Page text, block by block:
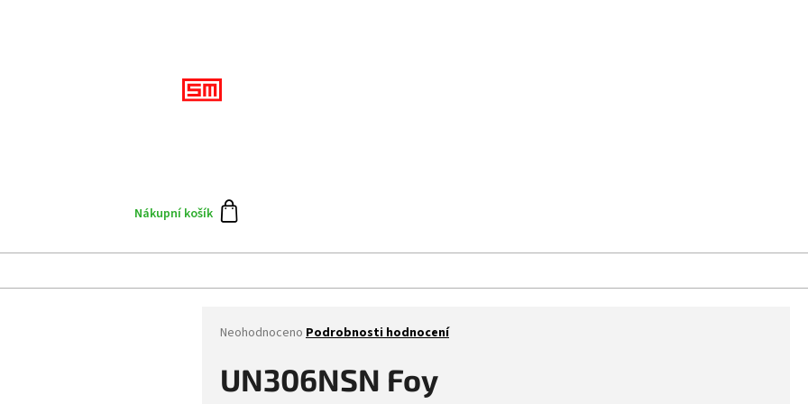
Skate team
Nákupní košík
Průměrné
produktu
je
Neohodnoceno Podrobnosti hodnocení
UN306NSN Foy